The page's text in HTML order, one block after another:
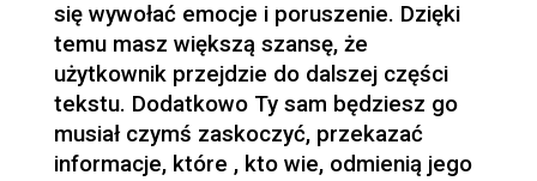
się wywołać emocje i poruszenie. Dzięki
temu masz większą szansę, że
użytkownik przejdzie do dalszej części
tekstu. Dodatkowo Ty sam będziesz go
musiał czymś zaskoczyć, przekazać
informacje, które , kto wie, odmienią jego